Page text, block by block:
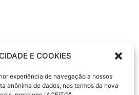
E COOKIES
experiência de navegação a nossos
anônima de dados, nos termos da nova
volvo, SUZUKI,
moto bmw, moto